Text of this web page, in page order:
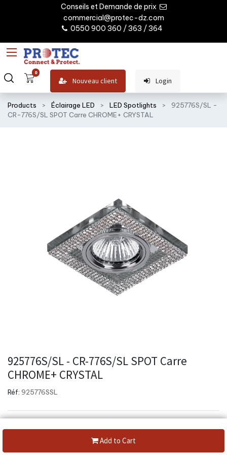
Conseils et Demande de prix
commercial@protec-dz.com
0550 900 360 / 363 / 364
0
Nouveau client Login
Products Éclairage LED LED Spotlights
925776S/SL -
CR-776S/SL SPOT Carre CHROME+ CRYSTAL
Add to Cart
925776S/SL - CR-776S/SL SPOT Carre
CHROME+ CRYSTAL
Réf: 925776SSL